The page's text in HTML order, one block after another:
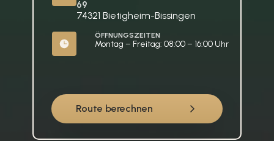
Route berechnen
69
74321 Bietigheim-Bissingen
ÖFFNUNGSZEITEN
Montag – Freitag: 08:00 – 16:00 Uhr